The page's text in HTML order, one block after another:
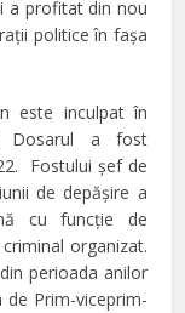
a profitat din nou
politice în faşa
este inculpat în
Dosarul a fost
Fostului șef de
de depășire a
cu funcție de
organizat.
perioada anilor
Prim-viceprim-